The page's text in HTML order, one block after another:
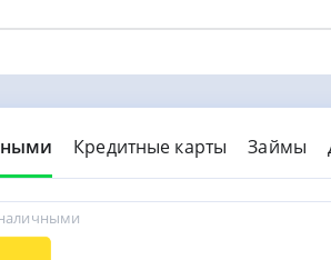
Кредитные карты Займы